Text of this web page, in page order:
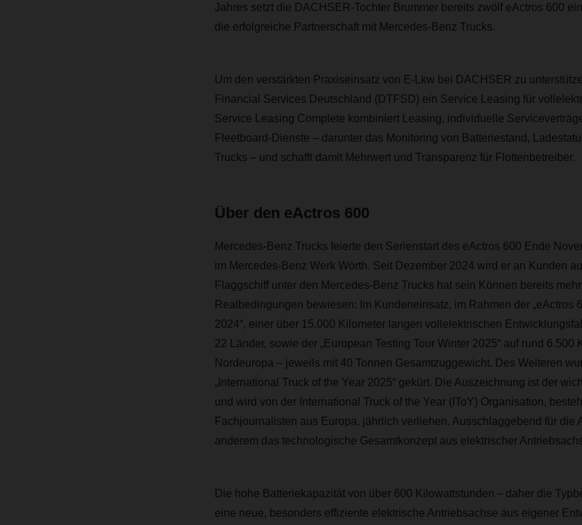
Jahres setzt die DACHSER-Tochter Brummer bereits zwölf eActros 600
die erfolgreiche Partnerschaft mit Mercedes-Benz Trucks.
Um den verstärkten Praxiseinsatz von E-Lkw bei DACHSER zu
Financial Services Deutschland (DTFSD) ein Service Leasing für
Service Leasing Complete kombiniert Leasing, individuelle
Fleetboard-Dienste – darunter das Monitoring von Batteriestand,
Trucks – und schafft damit Mehrwert und Transparenz für Flottenbetreiber.
Über den eActros 600
Mercedes-Benz Trucks feierte den Serienstart des eActros 600 Ende
im Mercedes-Benz Werk Wörth. Seit Dezember 2024 wird er an Kunden
Flaggschiff unter den Mercedes-Benz Trucks hat sein Können bereits
Realbedingungen bewiesen: Im Kundeneinsatz, im Rahmen der „eActros
2024“, einer über 15.000 Kilometer langen vollelektrischen
22 Länder, sowie der „European Testing Tour Winter 2025“ auf rund 6.500
Nordeuropa – jeweils mit 40 Tonnen Gesamtzuggewicht. Des Weiteren
„International Truck of the Year 2025“ gekürt. Die Auszeichnung ist der
und wird von der International Truck of the Year (IToY) Organisation,
Fachjournalisten aus Europa, jährlich verliehen. Ausschlaggebend für die
anderem das technologische Gesamtkonzept aus elektrischer
Die hohe Batteriekapazität von über 600 Kilowattstunden – daher die
eine neue, besonders effiziente elektrische Antriebsachse aus eigener